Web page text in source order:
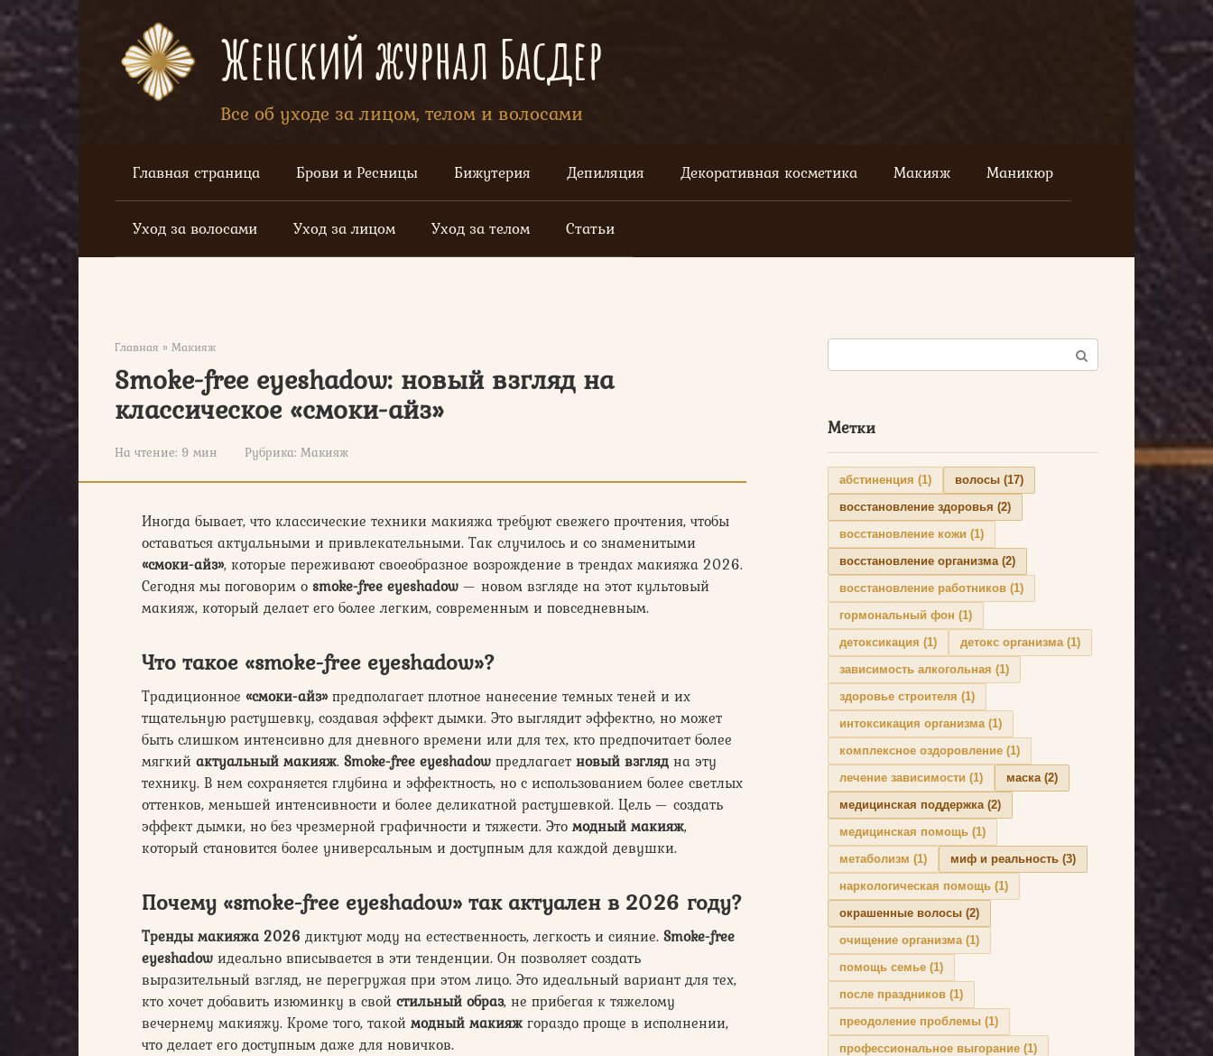
Перейти
к
контенту
Женский журнал Басдер
Все об уходе за лицом, телом и волосами
Главная страница Брови и Ресницы Бижутерия Депиляция Декоративная косметика Макияж Маникюр
Уход за волосами Уход за лицом Уход за телом Статьи
Главная » Макияж
Smoke-free eyeshadow: новый взгляд на
классическое «смоки-айз»
На чтение: 9 мин Рубрика: Макияж
Иногда бывает, что классические техники макияжа требуют свежего прочтения, чтобы
оставаться актуальными и привлекательными. Так случилось и со знаменитыми
«смоки-айз», которые переживают своеобразное возрождение в трендах макияжа 2026.
Сегодня мы поговорим о smoke-free eyeshadow — новом взгляде на этот культовый
макияж, который делает его более легким, современным и повседневным.
Что такое «smoke-free eyeshadow»?
Традиционное «смоки-айз»предполагает плотное нанесение темных теней и их
тщательную растушевку, создавая эффект дымки. Это выглядит эффектно, но может
быть слишком интенсивно для дневного времени или для тех, кто предпочитает более
мягкий актуальный макияж. Smoke-free eyeshadow предлагает новый взгляд на эту
технику. В нем сохраняется глубина и эффектность, но с использованием более светлых
оттенков, меньшей интенсивности и более деликатной растушевкой. Цель — создать
эффект дымки, но без чрезмерной графичности и тяжести. Это модный макияж,
который становится более универсальным и доступным для каждой девушки.
Почему «smoke-free eyeshadow» так актуален в 2026 году?
Тренды макияжа 2026 диктуют моду на естественность, легкость и сияние. Smoke-free
eyeshadow идеально вписывается в эти тенденции. Он позволяет создать
выразительный взгляд, не перегружая при этом лицо. Это идеальный вариант для тех,
кто хочет добавить изюминку в свой стильный образ, не прибегая к тяжелому
вечернему макияжу. Кроме того, такой модный макияж гораздо проще в исполнении,
что делает его доступным даже для новичков.
Поиск:
Метки
абстиненция (1) волосы (17)
восстановление здоровья (2)
восстановление кожи (1)
восстановление организма(2)
восстановление работников (1)
гормональный фон (1)
детоксикация (1) детокс организма(1)
зависимость алкогольная (1)
здоровье строителя (1)
интоксикация организма(1)
комплексное оздоровление (1)
лечение зависимости (1) маска(2)
медицинская поддержка(2)
медицинская помощь (1)
метаболизм (1) миф и реальность (3)
наркологическая помощь (1)
окрашенные волосы (2)
очищение организма(1)
помощь семье (1)
после праздников (1)
преодоление проблемы (1)
профессиональное выгорание (1)